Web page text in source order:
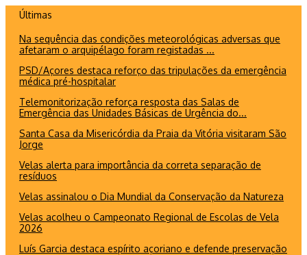
conteúdo
Últimas
Na sequência das condições meteorológicas adversas que
afetaram o arquipélago foram registadas ...
PSD/Açores destaca reforço das tripulações da emergência
médica pré-hospitalar
Telemonitorização reforça resposta das Salas de
Emergência das Unidades Básicas de Urgência do...
Santa Casa da Misericórdia da Praia da Vitória visitaram São
Jorge
Velas alerta para importância da correta separação de
resíduos
Velas assinalou o Dia Mundial da Conservação da Natureza
Velas acolheu o Campeonato Regional de Escolas de Vela
2026
Luís Garcia destaca espírito açoriano e defende preservação